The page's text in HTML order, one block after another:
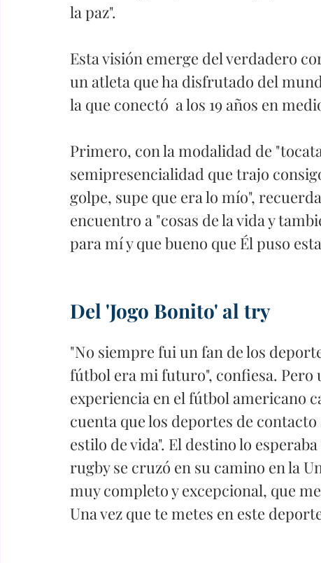
la paz".
Esta visión emerge del verdadero
un atleta que ha disfrutado del
la que conectó  a los 19 años en
Primero, con la modalidad de
semipresencialidad que trajo
golpe, supe que era lo mío",
encuentro a "cosas de la vida y
para mí y que bueno que Él puso
Del 'Jogo Bonito' al try
"No siempre fui un fan de los
fútbol era mi futuro", confiesa. Pero
experiencia en el fútbol americano
cuenta que los deportes de
estilo de vida". El destino lo
rugby se cruzó en su camino en la
muy completo y excepcional, que
Una vez que te metes en este